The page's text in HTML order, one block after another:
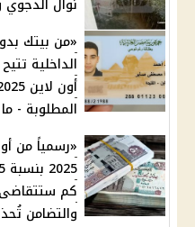
«من بيتك
الداخلية
المطلوبة -
«رسمياً من
كم ستتقاضى
والتضامن